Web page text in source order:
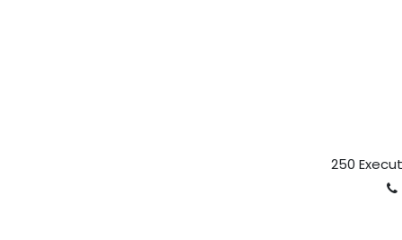
250